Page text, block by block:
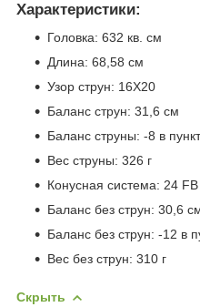
Характеристики:
Головка: 632 кв. см
Длина: 68,58 см
Узор струн: 16X20
Баланс струн: 31,6 см
Баланс струны: -8 в
Вес струны: 326 г
Конусная система: 24
Баланс без струн: 30,6
Баланс без струн: -12 в
Вес без струн: 310 г
Скрыть